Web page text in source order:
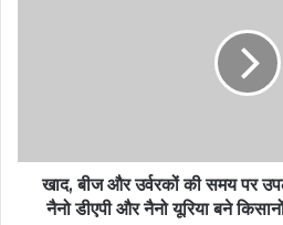
खाद, बीज और उर्वरकों की समय पर
नैनो डीएपी और नैनो यूरिया बने